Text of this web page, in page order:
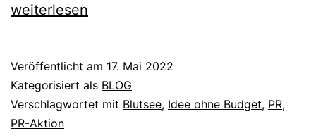
aus
weiterlesen
Veröffentlicht am 17. Mai 2022
Kategorisiert als BLOG
Verschlagwortet mit Blutsee, Idee ohne Budget, PR,
PR-Aktion